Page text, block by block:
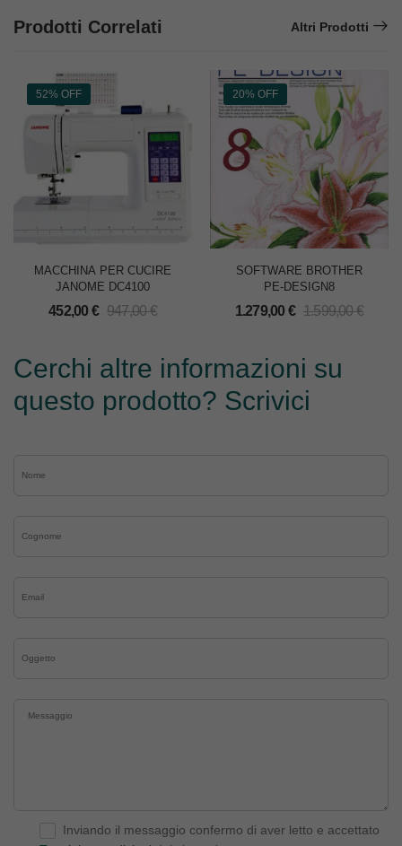
Prodotti Correlati Altri Prodotti
52% OFF
MACCHINA PER CUCIRE
JANOME DC4100
452,00 € 947,00€
20% OFF
SOFTWARE BROTHER
PE-DESIGN8
1.279,00 € 1.599,00€
Cerchi altre informazioni su
questo prodotto? Scrivici
Inviando il messaggio confermo di aver letto e accettato